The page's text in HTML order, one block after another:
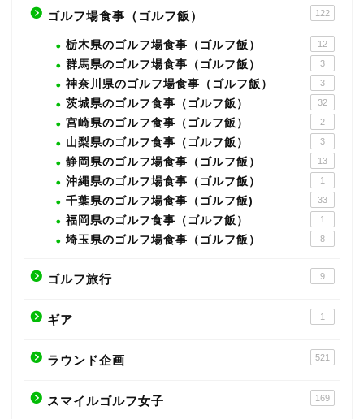
ゴルフ場食事（ゴルフ飯） 122
栃木県のゴルフ場食事（ゴルフ飯） 12
群馬県のゴルフ場食事（ゴルフ飯） 3
神奈川県のゴルフ場食事（ゴルフ飯） 3
茨城県のゴルフ食事（ゴルフ飯） 32
宮崎県のゴルフ食事（ゴルフ飯） 2
山梨県のゴルフ食事（ゴルフ飯） 3
静岡県のゴルフ場食事（ゴルフ飯） 13
沖縄県のゴルフ場食事（ゴルフ飯） 1
千葉県のゴルフ場食事（ゴルフ飯) 33
福岡県のゴルフ食事（ゴルフ飯） 1
埼玉県のゴルフ場食事（ゴルフ飯） 8
ゴルフ旅行 9
ギア 1
ラウンド企画 521
スマイルゴルフ女子 169